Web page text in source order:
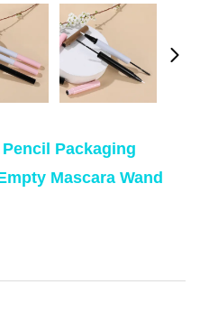
Packaging
Mascara Wand